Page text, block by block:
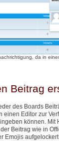
da in
Beitrag
des Boards
einen Editor zur
können. Mit
Beitrag wie in
Emojis aufgelockert